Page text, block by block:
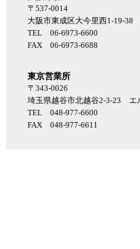
〒537-0014
大阪市東成区大今里西1-19-38
TEL 06-6973-6600
FAX 06-6973-6688
東京営業所
〒343-0026
埼玉県越谷市北越谷2-3-23 エ
TEL 048-977-6600
FAX 048-977-6611